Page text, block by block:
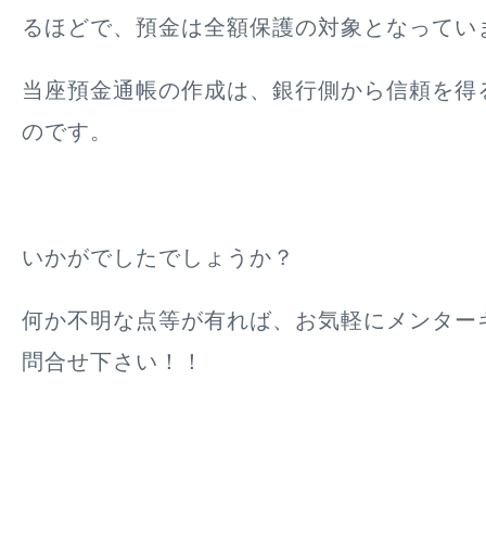
るほどで、預金は全額保護の対象となってい
当座預金通帳の作成は、銀行側から信頼を
のです。
いかがでしたでしょうか？
何か不明な点等が有れば、お気軽にメンター
問合せ下さい！！